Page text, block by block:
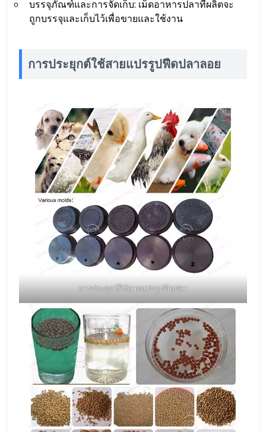
บรรจุภัณฑ์และการจัดเก็บ: เม็ดอาหารปลาที่ผลิตจะ
ถูกบรรจุและเก็บไว้เพื่อขายและใช้งาน
การประยุกต์ใช้สายแปรรูปฟีดปลาลอย
การประยุกต์ใช้สายแปรรูปฟีดปลา